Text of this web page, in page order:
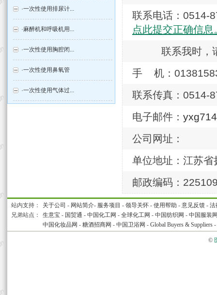
联系电话：
点此提交正确信息
联系我时，
手 机：
联系传真：0514-
电子邮件：
公司网址：
单位地址：江苏
邮政编码：
·一次性使用排尿计...
·麻醉机和呼吸机用...
·一次性使用胸腔闭...
·一次性使用鼻氧管
·一次性使用气体过...
站内支持： 关于公司 - 网站简介- 服务项目 - 领导关怀 - 使用帮助 - 意见反馈 - 法
兄弟站点：
生意宝 - 国贸通 - 中国化工网 - 全球化工网 - 中国纺织网 - 中国服装
中国化妆品网 - 糖酒招商网 - 中国卫浴网 - Global Buyers & Suppliers -
©